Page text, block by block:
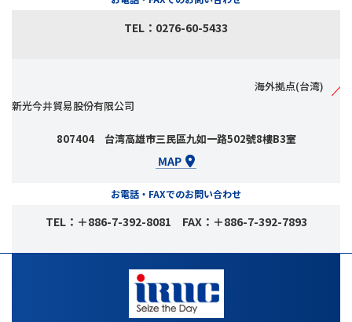
TEL：0276-60-5433
海外拠点(台湾)
新光今井貿易股份有限公司
807404 台湾高雄市三民區九如一路502號8樓B3室
お電話・FAXでのお問い合わせ
TEL：＋886-7-392-8081 FAX：＋886-7-392-7893